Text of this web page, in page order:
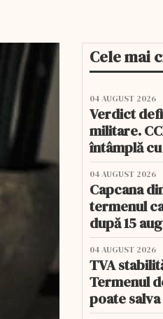
Cele mai
04 AUGUST 2026
Verdict
militare.
întâmplă
04 AUGUST 2026
Capcana
termenul
după 15
04 AUGUST 2026
TVA
Termenul
poate